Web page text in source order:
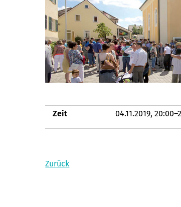
Zeit 04.11.2019,
Zurück